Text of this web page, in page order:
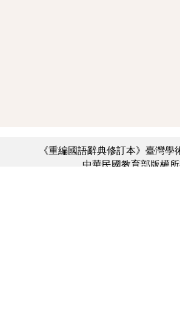
《重編國語辭典修訂本》臺灣學
中華民國教育部版權